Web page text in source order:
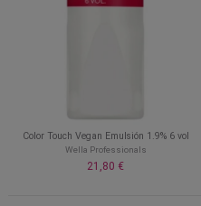
Color Touch Vegan Emulsión 1.9% 6 vol
Wella Professionals
21,80 €